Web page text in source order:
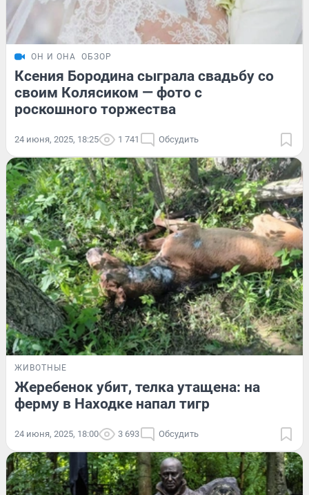
ОН И ОНА ОБЗОР
Ксения Бородина сыграла свадьбу со
своим Колясиком — фото с
роскошного торжества
24 июня, 2025, 18:25 1 741 Обсудить
ЖИВОТНЫЕ
Жеребенок убит, телка утащена: на
ферму в Находке напал тигр
24 июня, 2025, 18:00 3 693 Обсудить